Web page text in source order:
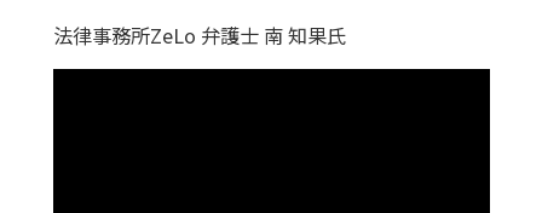
法律事務所ZeLo 弁護士 南 知果氏